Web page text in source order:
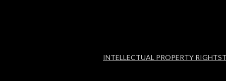
INTELLECTUAL PROPERTY RIGHTS